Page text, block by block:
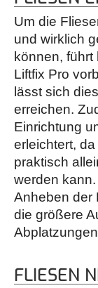
Um die
und wirklich
können,
Liftfix Pro
lässt sich
erreichen.
Einrichtung
erleichtert,
praktisch
werden
Anheben der
die größere
FLIESEN